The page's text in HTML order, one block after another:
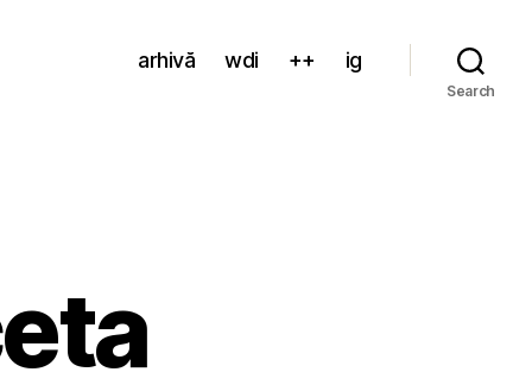
arhivă wdi ++ ig
Search